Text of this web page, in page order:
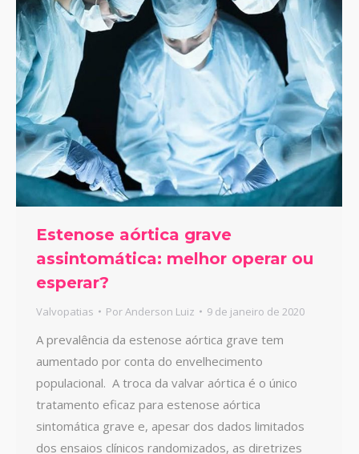
Estenose aórtica grave
assintomática: melhor operar ou
esperar?
Valvopatias PorAnderson Luiz 9 de janeiro de 2020
A prevalência da estenose aórtica grave tem
aumentado por conta do envelhecimento
populacional. A troca da valvar aórtica é o único
tratamento eficaz para estenose aórtica
sintomática grave e, apesar dos dados limitados
dos ensaios clínicos randomizados, as diretrizes